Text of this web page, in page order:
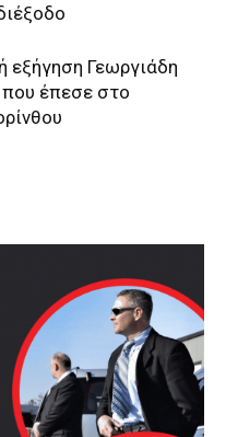
εξήγηση Γεωργιάδη
που έπεσε στο